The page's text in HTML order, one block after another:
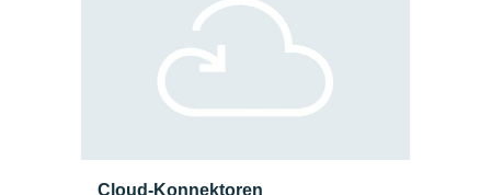
Cloud-Konnektoren